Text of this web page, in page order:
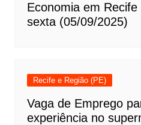
Economia em
sexta (05/09/2025)
Recife e Região (PE)
Vaga de Emprego
experiência no